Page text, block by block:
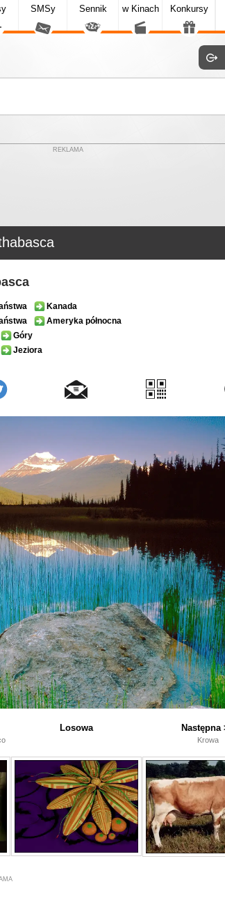
SMSy Sennik w Kinach Konkursy
REKLAMA
Kanada
Ameryka północna
Góry
Jeziora
Losowa Następna
Krowa